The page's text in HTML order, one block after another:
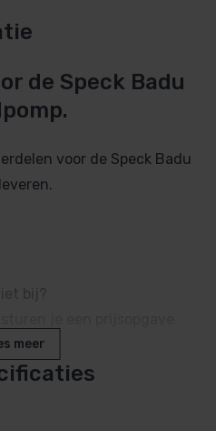
de Speck Badu
voor de Speck Badu
meer